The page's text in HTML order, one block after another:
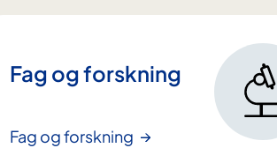
Fag og forskning
Fag og forskning